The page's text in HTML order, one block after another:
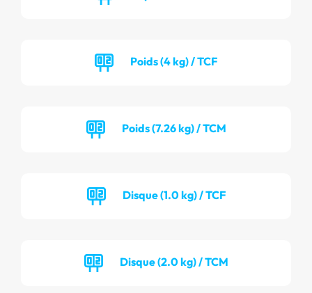
Poids (4 kg) / TCF
Poids (7.26 kg) / TCM
Disque (1.0 kg) / TCF
Disque (2.0 kg) / TCM